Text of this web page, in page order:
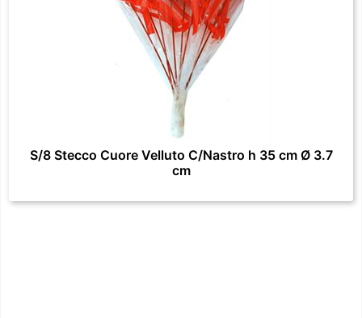
S/8 Stecco Cuore Velluto C/Nastro h 35 cm Ø 3.7
cm